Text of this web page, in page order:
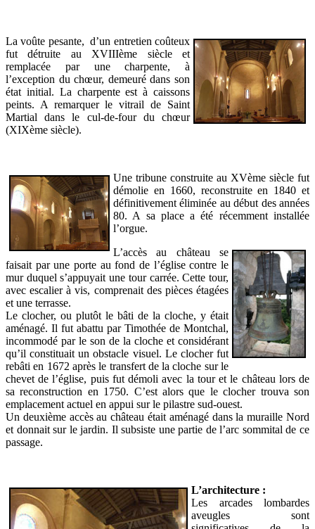
La voûte pesante, d’un entretien coûteux
fut détruite au XVIIIème siècle et
remplacée par une charpente, à
l’exception du chœur, demeuré dans son
état initial. La charpente est à caissons
peints. A remarquer le vitrail de Saint
Martial dans le cul-de-four du chœur
(XIXème siècle).
Une tribune construite au XVème siècle fut
démolie en 1660, reconstruite en 1840 et
définitivement éliminée au début des années
80. A sa place a été récemment installée
l’orgue.
L’accès au château se
faisait par une porte au fond de l’église contre le
mur duquel s’appuyait une tour carrée. Cette tour,
avec escalier à vis, comprenait des pièces étagées
et une terrasse.
Le clocher, ou plutôt le bâti de la cloche, y était
aménagé. Il fut abattu par Timothée de Montchal,
incommodé par le son de la cloche et considérant
qu’il constituait un obstacle visuel. Le clocher fut
rebâti en 1672 après le transfert de la cloche sur le
chevet de l’église, puis fut démoli avec la tour et le château lors de
sa reconstruction en 1750. C’est alors que le clocher trouva son
emplacement actuel en appui sur le pilastre sud-ouest.
Un deuxième accès au château était aménagé dans la muraille Nord
et donnait sur le jardin. Il subsiste une partie de l’arc sommital de ce
passage.
L’architecture :
Les arcades lombardes
aveugles sont